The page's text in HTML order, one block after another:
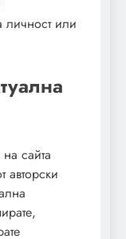
личност или
сайта
авторски